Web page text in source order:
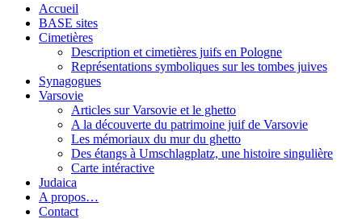
Accueil
BASE sites
Cimetières
Description et cimetières juifs en Pologne
Représentations symboliques sur les tombes juives
Synagogues
Varsovie
Articles sur Varsovie et le ghetto
A la découverte du patrimoine juif de Varsovie
Les mémoriaux du mur du ghetto
Des étangs à Umschlagplatz, une histoire singulière
Carte intéractive
Judaica
A propos…
Contact